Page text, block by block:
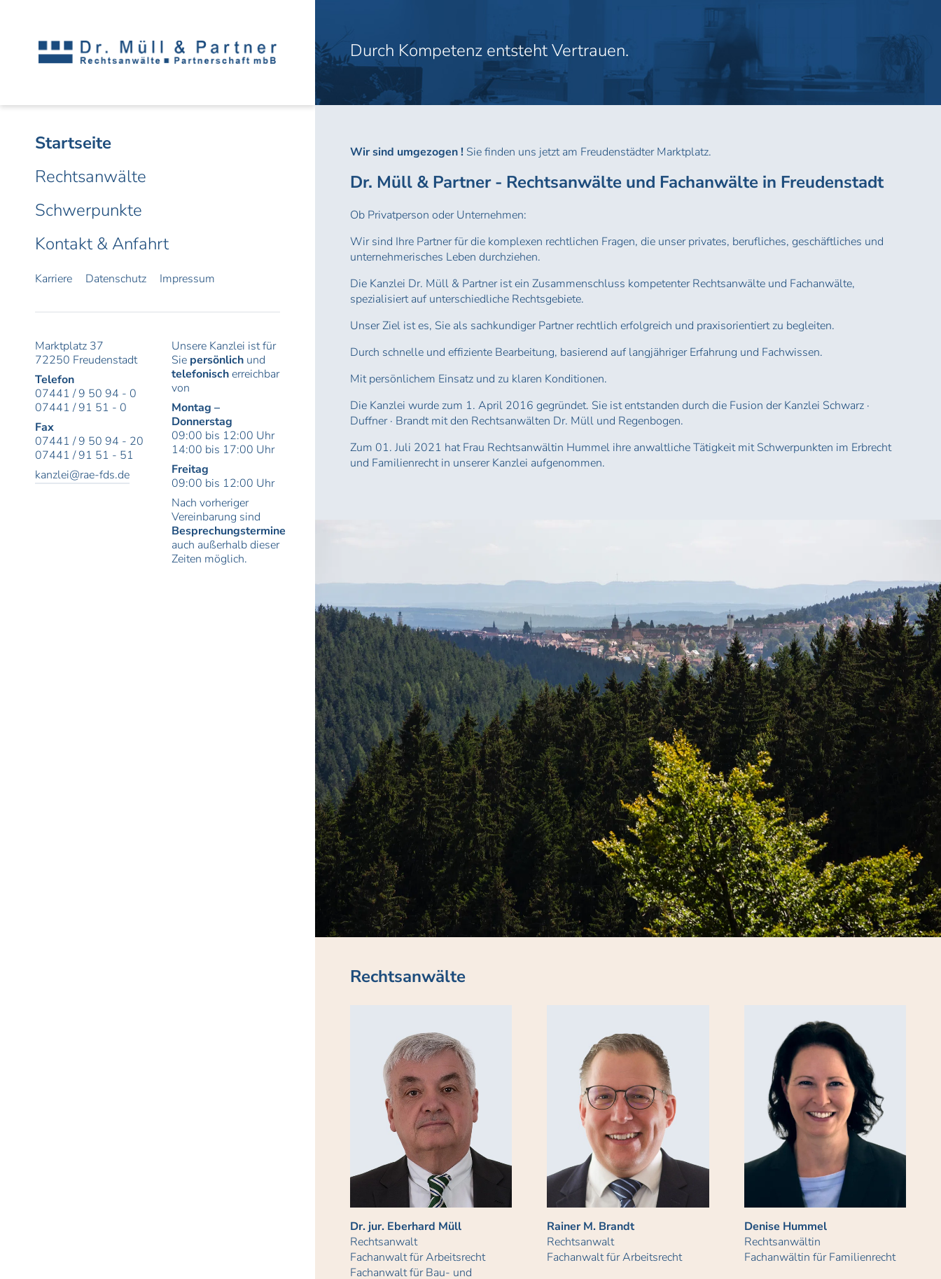
Startseite
Rechtsanwälte
Schwerpunkte
Kontakt & Anfahrt
Karriere Datenschutz Impressum
Marktplatz 37
72250 Freudenstadt
Telefon
07441 / 9 50 94 - 0
07441 / 91 51 - 0
Fax
07441 / 9 50 94 - 20
07441 / 91 51 - 51
kanzlei@rae-fds.de
Unsere Kanzlei ist für
Sie persönlich und
telefonischerreich­bar
von
Montag –
Donnerstag
09:00 bis 12:00 Uhr
14:00 bis 17:00 Uhr
Freitag
09:00 bis 12:00 Uhr
Nach vor­heriger
Verein­barung sind
Besprechungstermine
auch außerhalb dieser
Zeiten möglich.
Durch Kompetenz entsteht Vertrauen.
Wir sind umgezogen ! Sie finden uns jetzt am Freudenstädter Marktplatz.
Dr. Müll & Partner - Rechtsanwälte und Fachanwälte in Freudenstadt
Ob Privatperson oder Unternehmen:
Wir sind Ihre Partner für die komplexen rechtlichen Fragen, die unser privates, berufliches, geschäftliches und
unternehmerisches Leben durchziehen.
Die Kanzlei Dr. Müll & Partner ist ein Zusammenschluss kompetenter Rechtsanwälte und Fachanwälte,
spezialisiert auf unterschiedliche Rechtsgebiete.
Unser Ziel ist es, Sie als sachkundiger Partner rechtlich erfolgreich und praxisorientiert zu begleiten.
Durch schnelle und effiziente Bearbeitung, basierend auf langjähriger Erfahrung und Fachwissen.
Mit persönlichem Einsatz und zu klaren Konditionen.
Die Kanzlei wurde zum 1. April 2016 gegründet. Sie ist entstanden durch die Fusion der Kanzlei Schwarz ·
Duffner · Brandt mit den Rechtsanwälten Dr. Müll und Regenbogen.
Zum 01. Juli 2021 hat Frau Rechtsanwältin Hummel ihre anwaltliche Tätigkeit mit Schwerpunkten im Erbrecht
und Familienrecht in unserer Kanzlei aufgenommen.
Rechtsanwälte
Dr. jur. Eberhard Müll
Rechtsanwalt
Fachanwalt für Arbeitsrecht
Fachanwalt für Bau- und
Rainer M. Brandt
Rechtsanwalt
Fachanwalt für Arbeitsrecht
Denise Hummel
Rechtsanwältin
Fachanwältin für Familienrecht